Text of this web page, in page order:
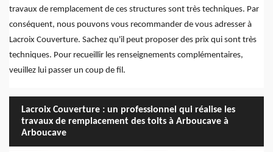
travaux de remplacement de ces structures sont très techniques. Par
conséquent, nous pouvons vous recommander de vous adresser à
Lacroix Couverture. Sachez qu'il peut proposer des prix qui sont très
techniques. Pour recueillir les renseignements complémentaires,
veuillez lui passer un coup de fil.
Lacroix Couverture : un professionnel qui réalise les
travaux de remplacement des toits à Arboucave à
Arboucave